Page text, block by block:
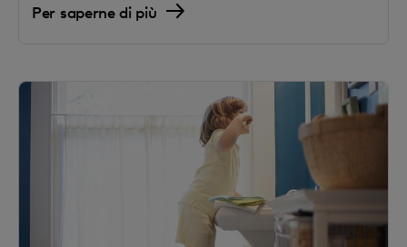
Per saperne di più